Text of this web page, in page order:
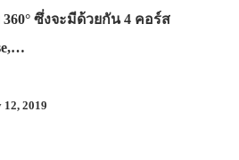
ซึ่งจะมีด้วยกัน 4 คอร์ส
2019